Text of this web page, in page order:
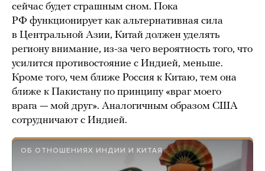
сейчас будет страшным сном. Пока
РФ функционирует как альтернативная сила
в Центральной Азии, Китай должен уделять
региону внимание, из-за чего вероятность того, что
усилится противостояние с Индией, меньше.
Кроме того, чем ближе Россия к Китаю, тем она
ближе к Пакистану по принципу «враг моего
врага — мой друг». Аналогичным образом США
сотрудничают с Индией.
ОБ ОТНОШЕНИЯХ ИНДИИ И КИТАЯ